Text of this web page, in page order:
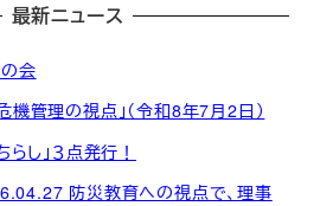
最新ニュース
会
機管理の視点」（令和8年7月2日）
し」３点発行！
防災教育への視点で、理事